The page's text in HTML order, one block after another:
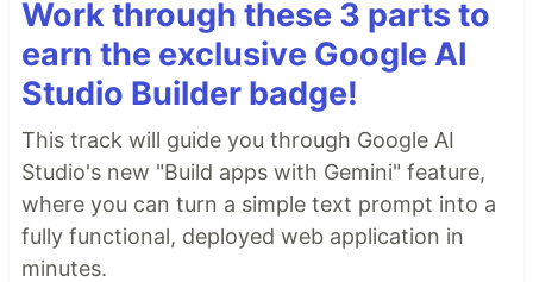
Work through these 3 parts to
earn the exclusive Google AI
Studio Builder badge!
This track will guide you through Google AI
Studio's new "Build apps with Gemini" feature,
where you can turn a simple text prompt into a
fully functional, deployed web application in
minutes.